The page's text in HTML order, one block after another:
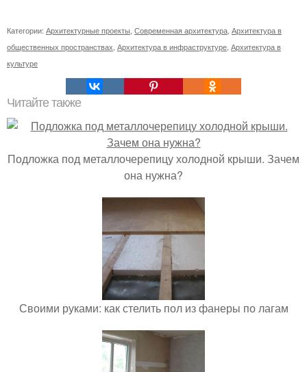
Категории: Архитектурные проекты Современная архитектура Архитектура в
общественных пространствах Архитектура в инфраструктуре Архитектура в
культуре
Читайте также
Подложка под металлочерепицу холодной крыши. Зачем
она нужна?
Своими руками: как стелить пол из фанеры по лагам